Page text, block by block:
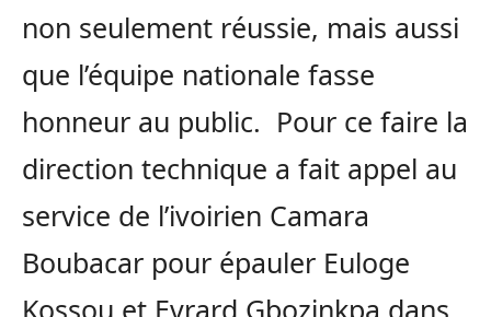
non seulement réussie, mais aussi
que l’équipe nationale fasse
honneur au public. Pour ce faire la
direction technique a fait appel au
service de l’ivoirien Camara
Boubacar pour épauler Euloge
Kossou et Evrard Gbozinkpa dans